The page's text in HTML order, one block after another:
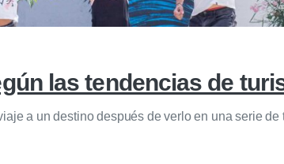
las tendencias de
a un destino después de verlo en una serie